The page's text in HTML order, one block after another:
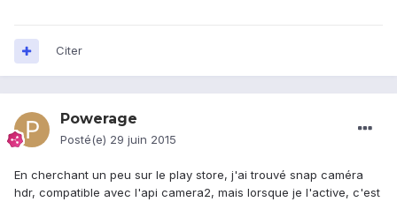
Citer
Powerage
Posté(e) 29 juin 2015
En cherchant un peu sur le play store, j'ai trouvé snap caméra
hdr, compatible avec l'api camera2, mais lorsque je l'active, c'est